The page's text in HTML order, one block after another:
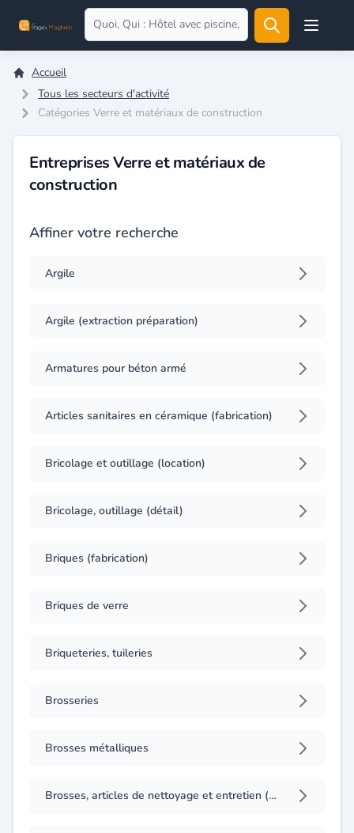
Open
Accueil
Tous les secteurs d'activité
Catégories Verre et matériaux de construction
Entreprises Verre et matériaux de
construction
Affiner votre recherche
Argile
Argile (extraction préparation)
Armatures pour béton armé
Articles sanitaires en céramique (fabrication)
Bricolage et outillage (location)
Bricolage, outillage (détail)
Briques (fabrication)
Briques de verre
Briqueteries, tuileries
Brosseries
Brosses métalliques
Brosses, articles de nettoyage et entretien (fabrication)